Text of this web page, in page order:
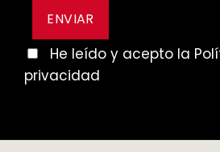
He leído y acepto la
privacidad